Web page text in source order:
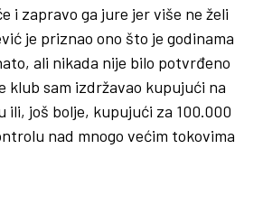
i zapravo ga jure jer više ne želi
je priznao ono što je godinama
ali nikada nije bilo potvrđeno
klub sam izdržavao kupujući na
ili, još bolje, kupujući za 100.000
nad mnogo većim tokovima